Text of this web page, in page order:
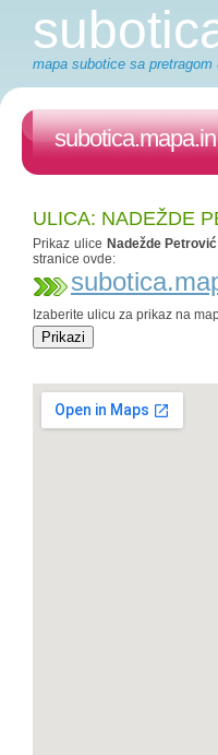
mapa subotice sa
ULICA: NADEŽDE
Prikaz ulice Nadežde Petrović
stranice ovde:
Izaberite ulicu za prikaz na